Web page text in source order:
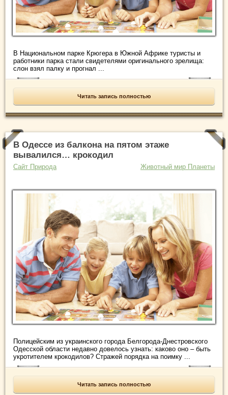
В Национальном парке Крюгера в Южной Африке туристы и
работники парка стали свидетелями оригинального зрелища:
слон взял палку и прогнал ...
Читать запись полностью
В Одессе из балкона на пятом этаже
вывалился… крокодил
Сайт Природа Животный мир Планеты
Полицейским из украинского города Белгорода-Днестровского
Одесской области недавно довелось узнать: каково оно – быть
укротителем крокодилов? Стражей порядка на поимку ...
Читать запись полностью